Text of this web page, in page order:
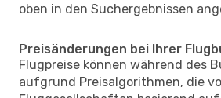
oben in den Suchergebnissen
Preisänderungen bei Ihrer
Flugpreise können während des
aufgrund Preisalgorithmen, die